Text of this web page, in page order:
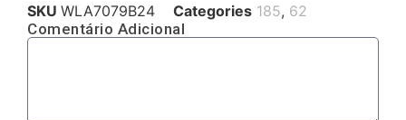
SKU WLA7079B24 Categories 185, 62
Comentário Adicional